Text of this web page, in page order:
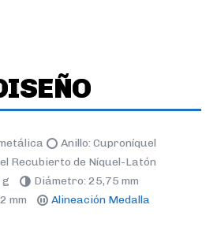
Anillo: Cuproníquel
Recubierto de Níquel-Latón
g
Diámetro: 25,75 mm
mm
Alineación Medalla